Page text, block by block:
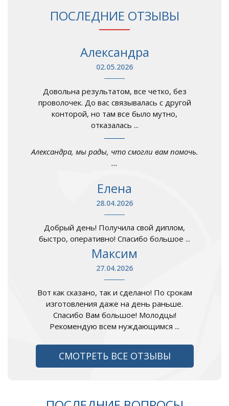
ПОСЛЕДНИЕ ОТЗЫВЫ
Александра
02.05.2026
Довольна результатом, все четко, без
проволочек. До вас связывалась с другой
конторой, но там все было мутно,
отказалась ...
Александра, мы рады, что смогли вам помочь.
...
Елена
28.04.2026
Добрый день! Получила свой диплом,
быстро, оперативно! Спасибо большое ...
Максим
27.04.2026
Вот как сказано, так и сделано! По срокам
изготовления даже на день раньше.
Спасибо Вам большое! Молодцы!
Рекомендую всем нуждающимся ...
СМОТРЕТЬ ВСЕ ОТЗЫВЫ